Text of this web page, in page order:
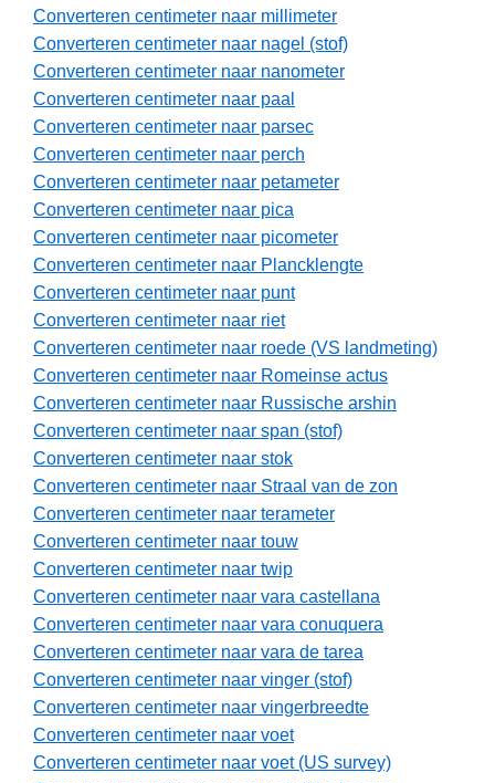
Converteren centimeter naar millimeter
Converteren centimeter naar nagel (stof)
Converteren centimeter naar nanometer
Converteren centimeter naar paal
Converteren centimeter naar parsec
Converteren centimeter naar perch
Converteren centimeter naar petameter
Converteren centimeter naar pica
Converteren centimeter naar picometer
Converteren centimeter naar Plancklengte
Converteren centimeter naar punt
Converteren centimeter naar riet
Converteren centimeter naar roede (VS landmeting)
Converteren centimeter naar Romeinse actus
Converteren centimeter naar Russische arshin
Converteren centimeter naar span (stof)
Converteren centimeter naar stok
Converteren centimeter naar Straal van de zon
Converteren centimeter naar terameter
Converteren centimeter naar touw
Converteren centimeter naar twip
Converteren centimeter naar vara castellana
Converteren centimeter naar vara conuquera
Converteren centimeter naar vara de tarea
Converteren centimeter naar vinger (stof)
Converteren centimeter naar vingerbreedte
Converteren centimeter naar voet
Converteren centimeter naar voet (US survey)